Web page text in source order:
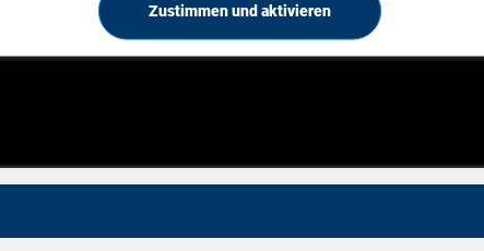
Zustimmen und aktivieren